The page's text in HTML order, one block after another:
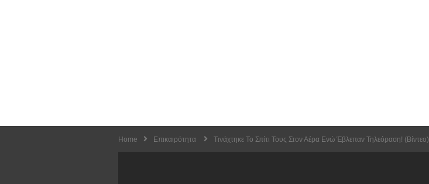
Home Επικαιρότητα Τινάχτηκε Το Σπίτι Τους Στον Αέρα Ενώ Έβλεπαν Τηλεόραση! (Βίντεο)